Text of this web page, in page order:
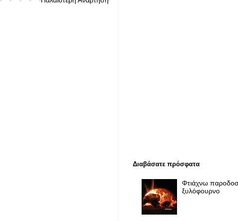
Διαβάσατε πρόσφατα
Φτιάχνω
ξυλόφουρνο